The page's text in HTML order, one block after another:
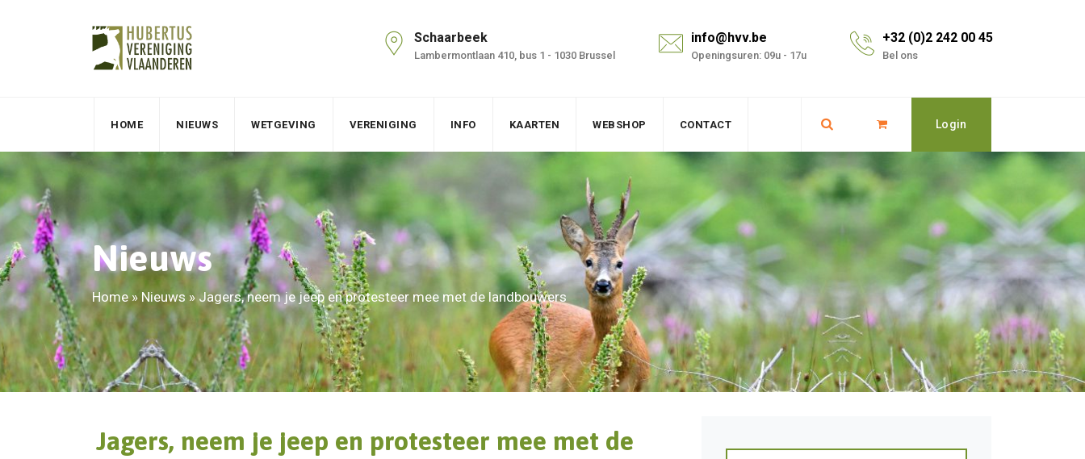
Schaarbeek
Lambermontlaan 410, bus 1 - 1030 Brussel
info@hvv.be
Openingsuren: 09u - 17u
+32 (0)2 242 00 45
Bel ons
HOME NIEUWS WETGEVING VERENIGING INFO KAARTEN WEBSHOP CONTACT Login
Nieuws
Home» Nieuws » Jagers, neem je jeep en protesteer mee met de landbouwers
Jagers, neem je jeep en protesteer mee met de